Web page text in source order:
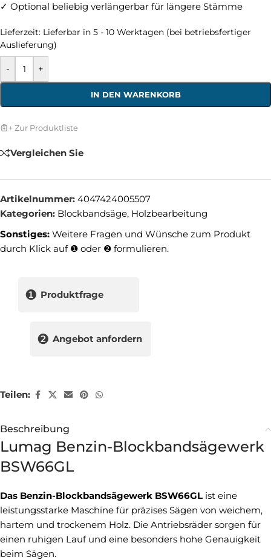
✓ Optional beliebig verlängerbar für längere Stämme
Lieferzeit: Lieferbar in 5 - 10 Werktagen (bei betriebsfertiger
Auslieferung)
- +
IN DEN WARENKORB
+ Zur Produktliste
Vergleichen Sie
Artikelnummer: 4047424005507
Kategorien: Blockbandsäge, Holzbearbeitung
Sonstiges: Weitere Fragen und Wünsche zum Produkt
durch Klick auf ❶ oder ❷ formulieren.
❶ Produktfrage
❷ Angebot anfordern
Teilen:
Beschreibung
Lumag Benzin-Blockbandsägewerk
BSW66GL
Das Benzin-Blockbandsägewerk BSW66GL ist eine
leistungsstarke Maschine für präzises Sägen von weichem,
hartem und trockenem Holz. Die Antriebsräder sorgen für
einen ruhigen Lauf und eine besonders hohe Genauigkeit
beim Sägen.